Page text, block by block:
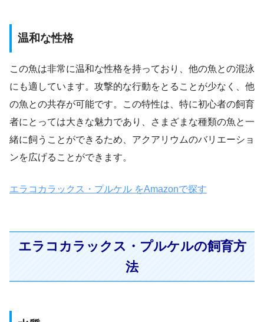
温和な性格
この魚は非常に温和な性格を持っており、他の魚との混泳
にも適しています。攻撃的な行動をとることが少なく、他
の魚との共存が可能です。この特性は、特に初心者の飼育
者にとっては大きな魅力であり、さまざまな種類の魚と一
緒に飼うことができるため、アクアリウムのバリエーショ
ンを広げることができます。
エラコカラックス・プルケル をAmazonで探す
エラコカラックス・プルケルの飼育方
法